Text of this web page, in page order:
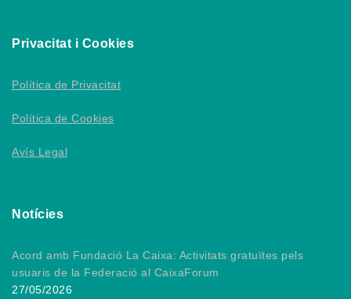
Privacitat i Cookies
Política de Privacitat
Política de Cookies
Avís Legal
Notícies
Acord amb Fundació La Caixa: Activitats gratuïtes pels
usuaris de la Federació al CaixaForum
27/05/2026